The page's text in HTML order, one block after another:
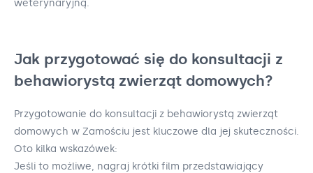
weterynaryjną.
Jak przygotować się do konsultacji z
behawiorystą zwierząt domowych?
Przygotowanie do konsultacji z behawiorystą zwierząt
domowych w Zamościu jest kluczowe dla jej skuteczności.
Oto kilka wskazówek:
Jeśli to możliwe, nagraj krótki film przedstawiający